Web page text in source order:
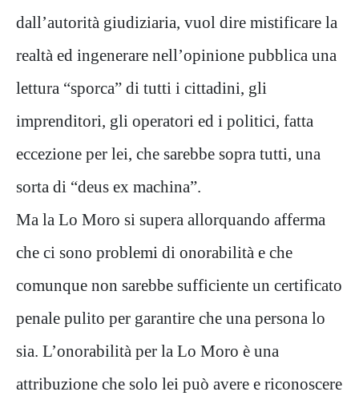
dall’autorità giudiziaria, vuol dire mistificare la
realtà ed ingenerare nell’opinione pubblica una
lettura “sporca” di tutti i cittadini, gli
imprenditori, gli operatori ed i politici, fatta
eccezione per lei, che sarebbe sopra tutti, una
sorta di “deus ex machina”.
Ma la Lo Moro si supera allorquando afferma
che ci sono problemi di onorabilità e che
comunque non sarebbe sufficiente un certificato
penale pulito per garantire che una persona lo
sia. L’onorabilità per la Lo Moro è una
attribuzione che solo lei può avere e riconoscere